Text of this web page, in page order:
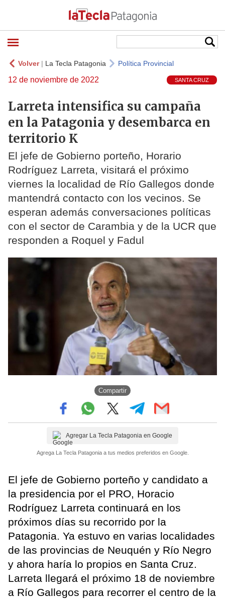
Volver| La Tecla Patagonia Política Provincial
12 de noviembre de 2022 SANTA CRUZ
Larreta intensifica su campaña
en la Patagonia y desembarca en
territorio K
El jefe de Gobierno porteño, Horario
Rodríguez Larreta, visitará el próximo
viernes la localidad de Río Gallegos donde
mantendrá contacto con los vecinos. Se
esperan además conversaciones políticas
con el sector de Carambia y de la UCR que
responden a Roquel y Fadul
Compartir
Agregar La Tecla Patagonia en Google
Agrega La Tecla Patagonia a tus medios preferidos en Google.
El jefe de Gobierno porteño y candidato a
la presidencia por el PRO, Horacio
Rodríguez Larreta continuará en los
próximos días su recorrido por la
Patagonia. Ya estuvo en varias localidades
de las provincias de Neuquén y Río Negro
y ahora haría lo propios en Santa Cruz.
Larreta llegará el próximo 18 de noviembre
a Río Gallegos para recorrer el centro de la